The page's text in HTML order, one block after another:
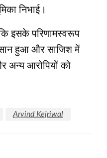
निभाई।
इसके परिणामस्वरूप
हुआ और साजिश में
अन्य आरोपियों को
Arvind Kejriwal